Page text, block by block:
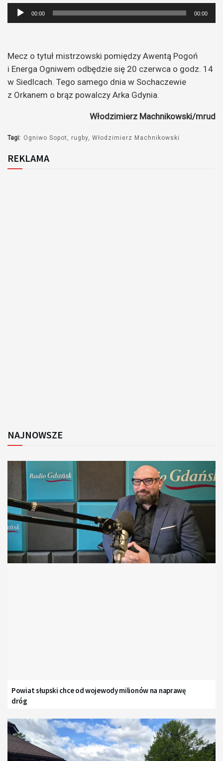
Odtwarzacz
plików
00:00 00:00
Mecz o tytuł mistrzowski pomiędzy Awentą Pogoń
i Energa Ogniwem odbędzie się 20 czerwca o godz. 14
w Siedlcach. Tego samego dnia w Sochaczewie
z Orkanem o brąz powalczy Arka Gdynia.
Włodzimierz Machnikowski/mrud
Tagi: Ogniwo Sopot rugby Włodzimierz Machnikowski
REKLAMA
NAJNOWSZE
Powiat słupski chce od wojewody milionów na naprawę
dróg